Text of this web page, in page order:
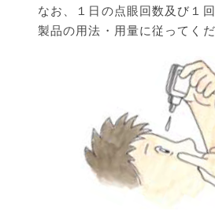
なお、１日の点眼回数及び１
製品の用法・用量に従ってくだ